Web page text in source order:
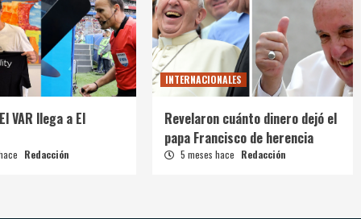
VAR llega a El
Redacción
INTERNACIONALES
Revelaron cuánto dinero dejó el
papa Francisco de herencia
5 meses hace Redacción